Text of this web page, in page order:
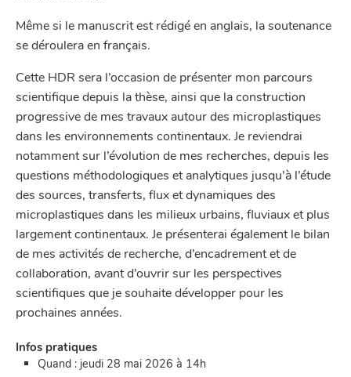
Même si le manuscrit est rédigé en anglais, la soutenance
se déroulera en français.
Cette HDR sera l’occasion de présenter mon parcours
scientifique depuis la thèse, ainsi que la construction
progressive de mes travaux autour des microplastiques
dans les environnements continentaux. Je reviendrai
notamment sur l’évolution de mes recherches, depuis les
questions méthodologiques et analytiques jusqu’à l’étude
des sources, transferts, flux et dynamiques des
microplastiques dans les milieux urbains, fluviaux et plus
largement continentaux. Je présenterai également le bilan
de mes activités de recherche, d’encadrement et de
collaboration, avant d’ouvrir sur les perspectives
scientifiques que je souhaite développer pour les
prochaines années.
Infos pratiques
Quand : jeudi 28 mai 2026 à 14h